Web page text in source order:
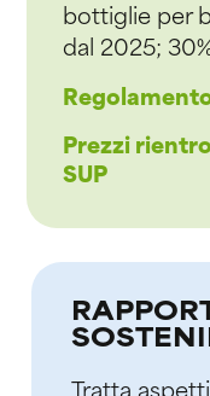
bottiglie per
dal 2025;
Prezzi
SUP